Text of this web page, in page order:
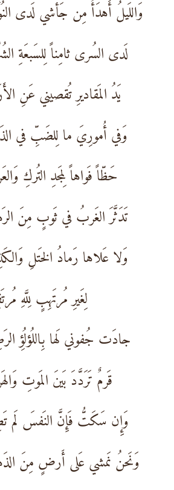
وَاللَيلُ أَهدَأُ مِن جَأشي لَدى
لَدى السُرى ثامِناً لِلسَبعَةِ
يَدُ المَقاديرِ تُقصيني عَنِ
وَفي أُمورِيَ ما لِلضَبِّ في
حَظّاً فَواهاً لِمَجدِ التُركِ
تَدَثَّرَ الغَربُ في ثَوبٍ مِنَ
وَلا عَلاها رَمادُ الخَتلِ
لِغَيرِ مُرتَهِبٍ لِلَّهِ
جادَت جُفوني لَها بِاللُؤلُؤِ
قَرمٌ تَرَدَّدَ بَينَ المَوتِ
وَإِن سَكَتُّ فَإِنَّ النَفسَ لَم
وَنَحنُ نَمشي عَلى أَرضٍ مِنَ